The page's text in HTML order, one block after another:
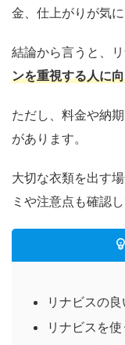
金、仕上がりが気
結論から言うと、
ンを重視する人に
ただし、料金や納
があります。
大切な衣類を出す
ミや注意点も確認
リナビスの
リナビスを